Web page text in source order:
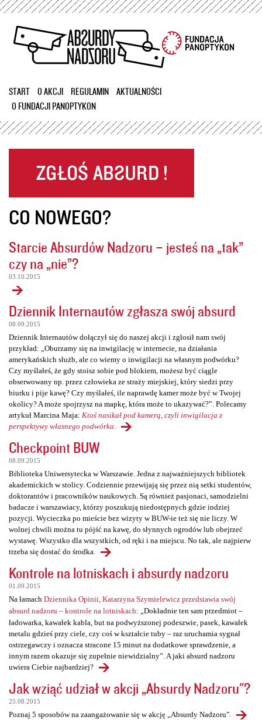
Przejdź
treści
START O AKCJI REGULAMIN
AKTUALNOŚCI
O FUNDACJI PANOPTYKON
CO NOWEGO?
Starcie Absurdów Nadzoru – jesteś na „tak”
czy na „nie”?
03.10.2015
Dziennik Internautów zgłasza swój absurd
08.09.2015
Dziennik Internautów dołączył się do naszej akcji i zgłosił nam swój
przykład: „Oburzamy się na inwigilację w internecie, na działania
amerykańskich służb, ale co wiemy o inwigilacji na własnym podwórku?
Czy myślałeś, że gdy stoisz sobie pod blokiem, możesz być ciągle
obserwowany np. przez człowieka ze straży miejskiej, który siedzi przy
biurku i pije kawę? Czy myślałeś, ile naprawdę kamer może być w Twojej
okolicy? A może spojrzysz na mapkę, która może to ukazywać?”. Polecamy
artykuł Marcina Maja: Ktoś nasikał pod kamerą, czyli inwigilacja z
perspektywy własnego podwórka
Checkpoint BUW
08.09.2015
Biblioteka Uniwersytecka w Warszawie. Jedna z najważniejszych bibliotek
akademickich w stolicy. Codziennie przewijają się przez nią setki studentów,
doktorantów i pracowników naukowych. Są również pasjonaci, samodzielni
badacze i warszawiacy, którzy poszukują niedostępnych gdzie indziej
pozycji. Wycieczka po mieście bez wizyty w BUW-ie też się nie liczy. W
wolnej chwili można tu pójść na kawę, do słynnych ogrodów lub obejrzeć
wystawę. Wszystko dla wszystkich, od ręki i na miejscu. No tak, ale najpierw
trzeba się dostać do środka.
Kontrole na lotniskach i absurdy nadzoru
01.09.2015
Na łamach Dziennika Opinii, Katarzyna Szymielewicz przedstawia swój
absurd nadzoru – kontrole na lotniskach: „Dokładnie ten sam przedmiot –
ładowarka, kawałek kabla, but na podwyższonej podeszwie, pasek, kawałek
metalu gdzieś przy ciele, czy coś w kształcie tuby – raz uruchamia sygnał
ostrzegawczy i oznacza stracone 15 minut na dodatkowe sprawdzenie, a
innym razem okazuje się zupełnie niewidzialny”. A jaki absurd nadzoru
uwiera Ciebie najbardziej?
Jak wziąć udział w akcji „Absurdy Nadzoru"?
25.08.2015
Poznaj 5 sposobów na zaangażowanie się w akcję „Absurdy Nadzoru".